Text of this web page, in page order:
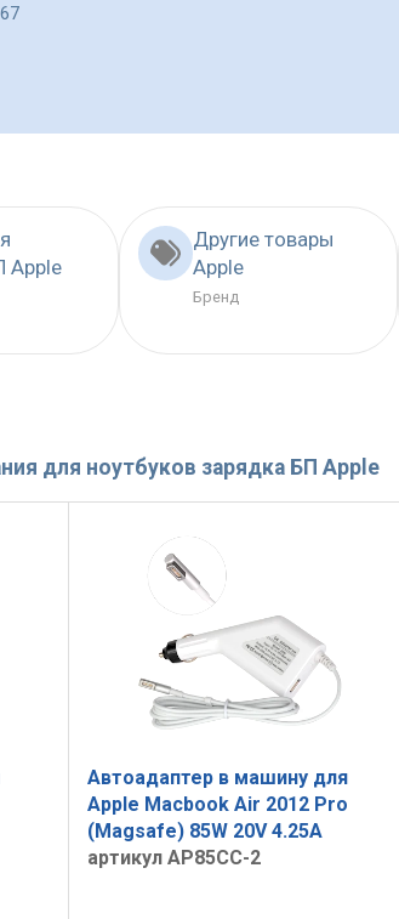
Apple
Другие товары
Apple
Бренд
для ноутбуков зарядка БП Apple
Автоадаптер в машину для
Apple Macbook Air 2012 Pro
(Magsafe) 85W 20V 4.25A
артикул AP85CC-2